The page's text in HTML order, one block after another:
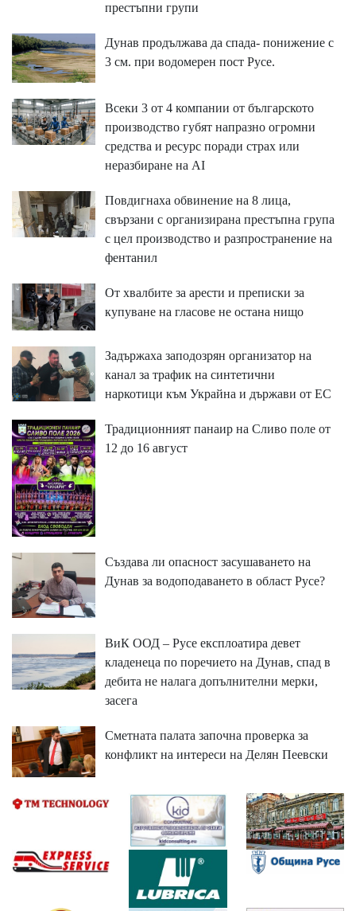
престъпни групи
Дунав продължава да спада- понижение с
3 см. при водомерен пост Русе.
Всеки 3 от 4 компании от българското
производство губят напразно огромни
средства и ресурс поради страх или
неразбиране на AI
Повдигнаха обвинение на 8 лица,
свързани с организирана престъпна група
с цел производство и разпространение на
фентанил
От хвалбите за арести и преписки за
купуване на гласове не остана нищо
Задържаха заподозрян организатор на
канал за трафик на синтетични
наркотици към Украйна и държави от ЕС
Традиционният панаир на Сливо поле от
12 до 16 август
Създава ли опасност засушаването на
Дунав за водоподаването в област Русе?
ВиК ООД – Русе експлоатира девет
кладенеца по поречието на Дунав, спад в
дебита не налага допълнителни мерки,
засега
Сметната палата започна проверка за
конфликт на интереси на Делян Пеевски